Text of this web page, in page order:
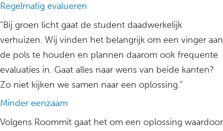
Regelmatig evalueren
“Bij groen licht gaat de student daadwerkelijk
verhuizen. Wij vinden het belangrijk om een vinger aan
de pols te houden en plannen daarom ook frequente
evaluaties in. Gaat alles naar wens van beide kanten?
Zo niet kijken we samen naar een oplossing.”
Minder eenzaam
Volgens Roommit gaat het om een oplossing waardoor